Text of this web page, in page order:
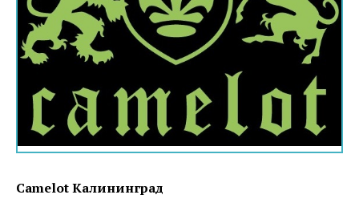
Camelot Калининград